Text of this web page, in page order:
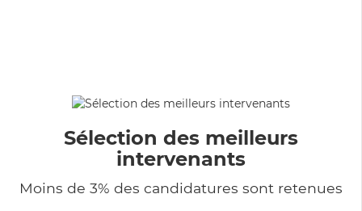
Sélection des meilleurs
intervenants
Moins de 3% des candidatures sont retenues